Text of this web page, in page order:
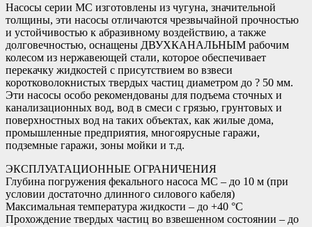
Насосы серии MC изготовлены из чугуна, значительной
толщины, эти насосы отличаются чрезвычайной прочностью
и устойчивостью к абразивному воздействию, а также
долговечностью, оснащены ДВУХКАНАЛЬНЫМ рабочим
колесом из нержавеющей стали, которое обеспечивает
перекачку жидкостей с присутствием во взвеси
коротковолокнистых твердых частиц диаметром до ? 50 мм.
Эти насосы особо рекомендованы для подъема сточных и
канализационных вод, вод в смеси с грязью, грунтовых и
поверхностных вод на таких объектах, как жилые дома,
промышленные предприятия, многоярусные гаражи,
подземные гаражи, зоны мойки и т.д.
ЭКСПЛУАТАЦИОННЫЕ ОГРАНИЧЕНИЯ
Глубина погружения фекального насоса MC – до 10 м (при
условии достаточно длинного силового кабеля)
Максимальная температура жидкости – до +40 °C
Прохождение твердых частиц во взвешенном состоянии – до